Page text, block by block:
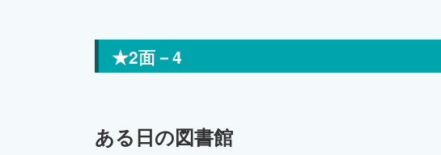
★2面－4
ある日の図書館